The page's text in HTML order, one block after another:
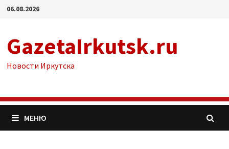
Перейти
06.08.2026
GazetaIrkutsk.ru
Новости Иркутска
МЕНЮ